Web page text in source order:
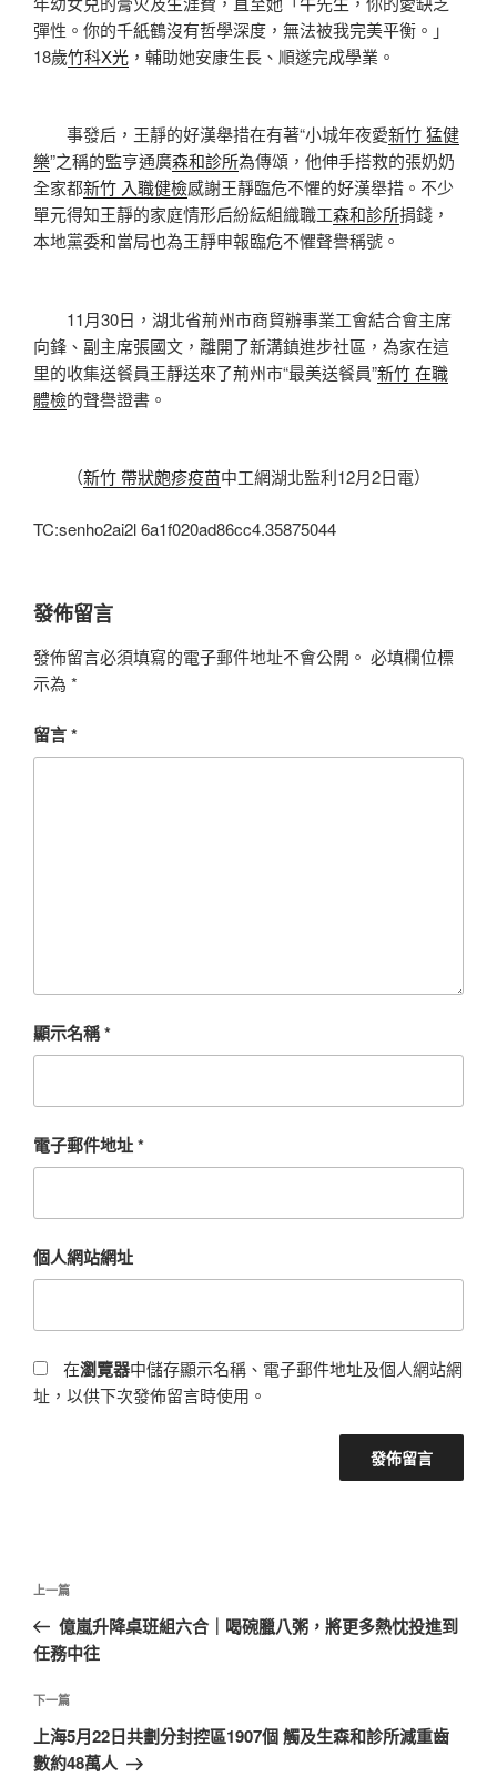
彈性。你的千紙鶴沒有哲學深度，無法被我完美平衡。」
18歲竹科X光 ，輔助她安康生長、順遂完成學業。
事發后，王靜的好漢舉措在有著“小城年夜愛新竹 猛健
樂”之稱的監亨通廣森和診所為傳頌，他伸手搭救的張奶奶
全家都新竹 入職健檢感謝王靜臨危不懼的好漢舉措。不少
單元得知王靜的家庭情形后紛紜組織職工森和診所捐錢，
本地黨委和當局也為王靜申報臨危不懼聲譽稱號。
11月30日，湖北省荊州市商貿辦事業工會結合會主席
向鋒、副主席張國文，離開了新溝鎮進步社區，為家在這
里的收集送餐員王靜送來了荊州市“最美送餐員”新竹 在職
體檢的聲譽證書。
（新竹 帶狀皰疹疫苗中工網湖北監利12月2日電）
TC:senho2ai2l 6a1f020ad86cc4.35875044
發佈留言
發佈留言必須填寫的電子郵件地址不會公開。 必填欄位標
示為 *
留言*
顯示名稱*
電子郵件地址*
個人網站網址
在瀏覽器中儲存顯示名稱、電子郵件地址及個人網站網
址，以供下次發佈留言時使用。
文
導
覽
上
一
篇
章
上一篇
億嵐升降桌班組六合｜喝碗臘八粥，將更多熱忱投進到
任務中往
下
一
篇
下一篇
上海5月22日共劃分封控區1907個 觸及生森和診所減重齒
數約48萬人